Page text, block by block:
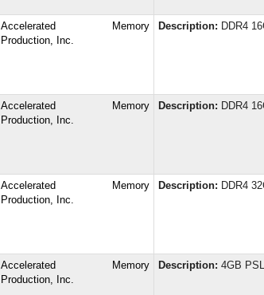
Accelerated Memory
Production, Inc.
Description: DDR4
Accelerated Memory
Production, Inc.
Description: DDR4
Accelerated Memory
Production, Inc.
Description: DDR4
Accelerated Memory
Production, Inc.
Description: 4GB